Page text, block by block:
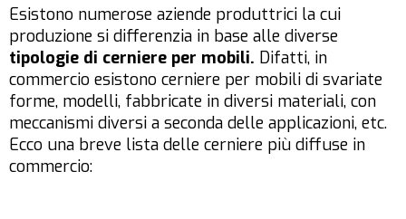
Esistono numerose aziende produttrici la cui
produzione si differenzia in base alle diverse
tipologie di cerniere per mobili. Difatti, in
commercio esistono cerniere per mobili di svariate
forme, modelli, fabbricate in diversi materiali, con
meccanismi diversi a seconda delle applicazioni, etc.
Ecco una breve lista delle cerniere più diffuse in
commercio: